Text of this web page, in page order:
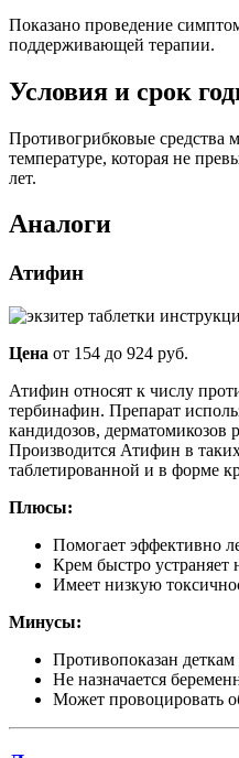
Показано проведение
поддерживающей терапии.
Условия и срок
Противогрибковые средства
температуре, которая не
лет.
Аналоги
Атифин
Цена от 154 до 924 руб.
Атифин относят к числу
тербинафин. Препарат
кандидозов, дерматомикозов
Производится Атифин в
таблетированной и в форме
Плюсы:
Помогает эффективно
Крем быстро устраняет
Имеет низкую
Минусы:
Противопоказан деткам
Не назначается
Может провоцировать